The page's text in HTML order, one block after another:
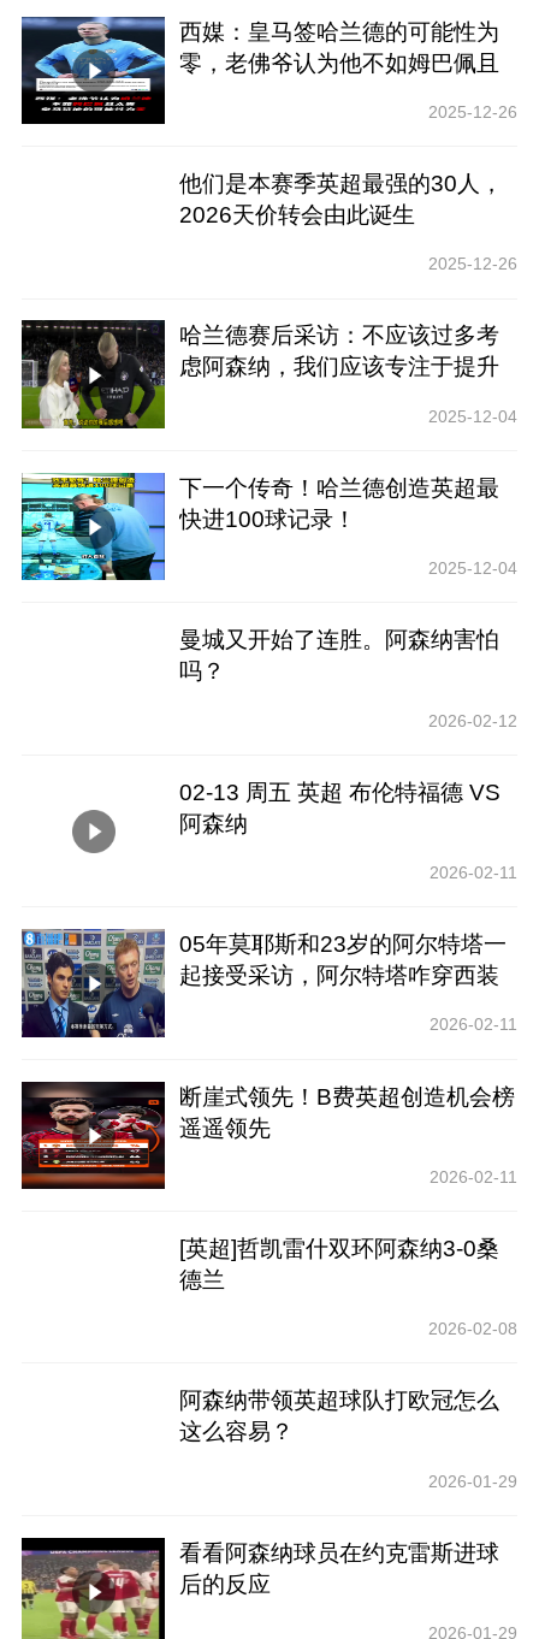
西媒：皇马签哈兰德的可能性为
零，老佛爷认为他不如姆巴佩且
2025-12-26
他们是本赛季英超最强的30人，
2026天价转会由此诞生
2025-12-26
哈兰德赛后采访：不应该过多考
虑阿森纳，我们应该专注于提升
2025-12-04
下一个传奇！哈兰德创造英超最
快进100球记录！
2025-12-04
曼城又开始了连胜。阿森纳害怕
吗？
2026-02-12
02-13 周五 英超 布伦特福德 VS
阿森纳
2026-02-11
05年莫耶斯和23岁的阿尔特塔一
起接受采访，阿尔特塔咋穿西装
2026-02-11
断崖式领先！B费英超创造机会榜
遥遥领先
2026-02-11
[英超]哲凯雷什双环阿森纳3-0桑
德兰
2026-02-08
阿森纳带领英超球队打欧冠怎么
这么容易？
2026-01-29
看看阿森纳球员在约克雷斯进球
后的反应
2026-01-29